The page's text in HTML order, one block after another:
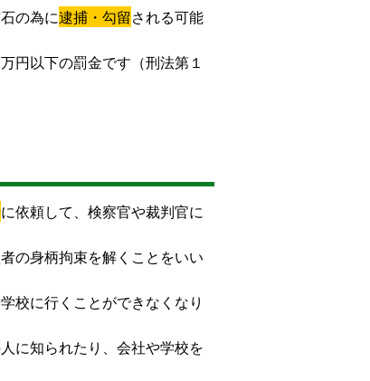
の為に逮捕・勾留される可能
円以下の罰金です（刑法第１
に依頼して、検察官や裁判官に
の身柄拘束を解くことをいい
校に行くことができなくなり
に知られたり、会社や学校を